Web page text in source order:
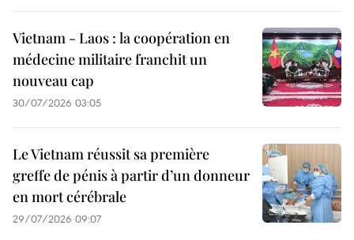
Vietnam - Laos : la coopération en
médecine militaire franchit un
nouveau cap
30/07/2026 03:05
Le Vietnam réussit sa première
greffe de pénis à partir d’un donneur
en mort cérébrale
29/07/2026 09:07